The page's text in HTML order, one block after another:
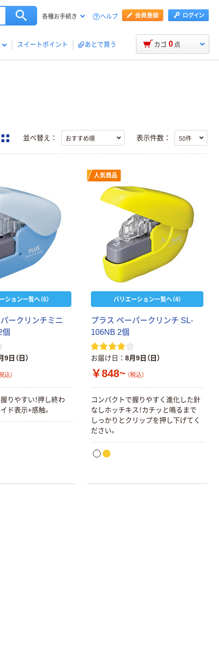
各種お手続き ヘルプ
スイートポイント あとで買う カゴ 0 点
並べ替え： 表示件数：
ション一覧へ（6）
ークリンチミニ
個
9日（日）
込）
りやすい！押し終わ
ド表示+感触。
人気商品
バリエーション一覧へ（4）
プラス ペーパークリンチ SL-
106NB 2個
お届け日 8月9日（日）
￥848~ （税込）
コンパクトで握りやすく進化した針
なしホッチキス！カチッと鳴るまで
しっかりとクリップを押し下げてく
ださい。